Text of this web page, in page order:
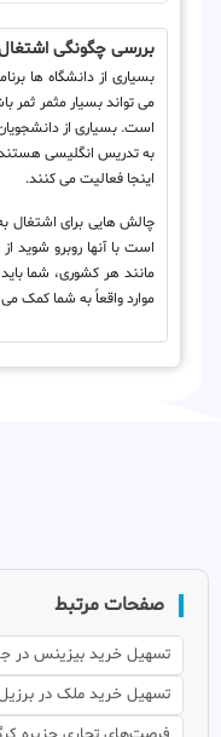
بررسی چگونگی
بسیاری از دانشگاه ها
می تواند بسیار مثمر ثمر
است. بسیاری از
به تدریس انگلیسی هستند
اینجا فعالیت می کنند.
چالش هایی برای اشتغال
است با آنها روبرو شوید
مانند هر کشوری، شما
موارد واقعاً به شما کمک
صفحات مرتبط
تسهیل خرید بیزینس در
تسهیل خرید ملک در